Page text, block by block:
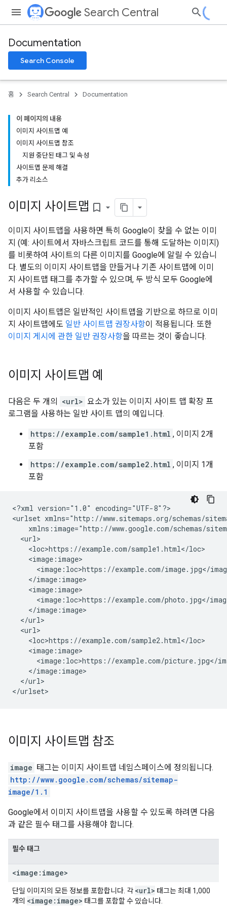
Search Central
Documentation
Search Console
홈 Search Central Documentation
이 페이지의 내용
이미지 사이트맵 예
이미지 사이트맵 참조
지원 중단된 태그 및 속성
사이트맵 문제 해결
추가 리소스
이미지 사이트맵 bookmark_border
이미지 사이트맵을 사용하면 특히 Google이 찾을 수 없는 이미
지 (예: 사이트에서 자바스크립트 코드를 통해 도달하는 이미지)
를 비롯하여 사이트의 다른 이미지를 Google에 알릴 수 있습니
다. 별도의 이미지 사이트맵을 만들거나 기존 사이트맵에 이미
지 사이트맵 태그를 추가할 수 있으며, 두 방식 모두 Google에
서 사용할 수 있습니다.
이미지 사이트맵은 일반적인 사이트맵을 기반으로 하므로 이미
지 사이트맵에도 일반 사이트맵 권장사항이 적용됩니다. 또한
이미지 게시에 관한 일반 권장사항을 따르는 것이 좋습니다.
이미지 사이트맵 예
다음은 두 개의 <url> 요소가 있는 이미지 사이트 맵 확장 프
로그램을 사용하는 일반 사이트 맵의 예입니다.
https://example.com/sample1.html , 이미지 2개
포함
https://example.com/sample2.html , 이미지 1개
포함
<?xml version="1.0" encoding="UTF-8"?>
<urlset xmlns="http://www.sitemaps.org/schemas/
xmlns:image="http://www.google.com/schemas/
  <url>
    <loc>https://example.com/sample1.html</loc>
    <image:image>
<image:loc>https://example.com/image.jpg</
    </image:image>
    <image:image>
<image:loc>https://example.com/photo.jpg</
    </image:image>
  </url>
  <url>
    <loc>https://example.com/sample2.html</loc>
    <image:image>
<image:loc>https://example.com/picture.jpg</
    </image:image>
  </url>
</urlset>
이미지 사이트맵 참조
image 태그는 이미지 사이트맵 네임스페이스에 정의됩니다.
http://www.google.com/schemas/sitemap-
image/1.1
Google에서 이미지 사이트맵을 사용할 수 있도록 하려면 다음
과 같은 필수 태그를 사용해야 합니다.
필수 태그
<image:image>
단일 이미지의 모든 정보를 포함합니다. 각 <url> 태그는 최대 1,000
개의 <image:image> 태그를 포함할 수 있습니다.